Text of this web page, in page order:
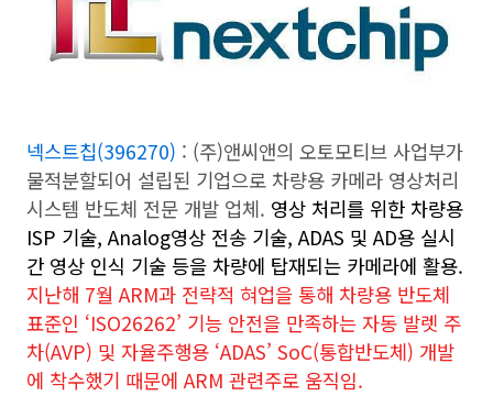
넥스트칩(396270) : (주)앤씨앤의 오토모티브 사업부가
물적분할되어 설립된 기업으로 차량용 카메라 영상처리
시스템 반도체 전문 개발 업체. 영상 처리를 위한 차량용
ISP 기술, Analog영상 전송 기술, ADAS 및 AD용 실시
간 영상 인식 기술 등을 차량에 탑재되는 카메라에 활용.
지난해 7월 ARM과 전략적 혀업을 통해 차량용 반도체
표준인 ‘ISO26262’ 기능 안전을 만족하는 자동 발렛 주
차(AVP) 및 자율주행용 ‘ADAS’ SoC(통합반도체) 개발
에 착수했기 때문에 ARM 관련주로 움직임.